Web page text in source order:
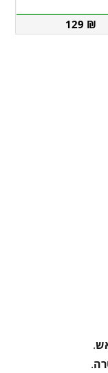
129 ₪
.
.